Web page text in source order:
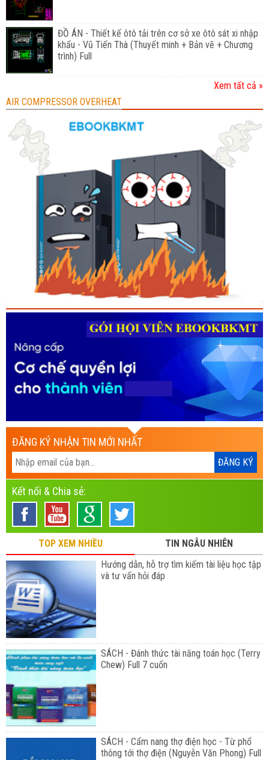
ĐỒ ÁN - Thiết kế ôtô tải trên cơ sở xe ôtô sát xi nhập
khẩu - Vũ Tiến Thà (Thuyết minh + Bản vẽ + Chương
trình) Full
Xem tất cả »
AIR COMPRESSOR OVERHEAT
ĐĂNG KÝ NHẬN TIN MỚI NHẤT
Kết nối & Chia sẻ:
TOP XEM NHIỀU
TIN NGẪU NHIÊN
Hướng dẫn, hỗ trợ tìm kiếm tài liệu học tập
và tư vấn hỏi đáp
SÁCH - Đánh thức tài năng toán học (Terry
Chew) Full 7 cuốn
SÁCH - Cẩm nang thợ điện học - Từ phổ
thông tới thợ điện (Nguyễn Văn Phong) Full